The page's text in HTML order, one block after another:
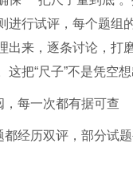
进行试评，每个题组
出来，逐条讨论，打
把“尺子”不是凭空
每一次都有据可查
经历双评，部分试